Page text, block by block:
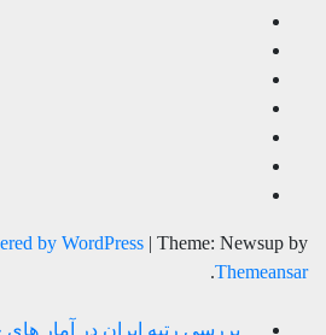
by WordPress | Theme: Newsup by
Themeansar
.
بررسی رتبه ایران در آمار های